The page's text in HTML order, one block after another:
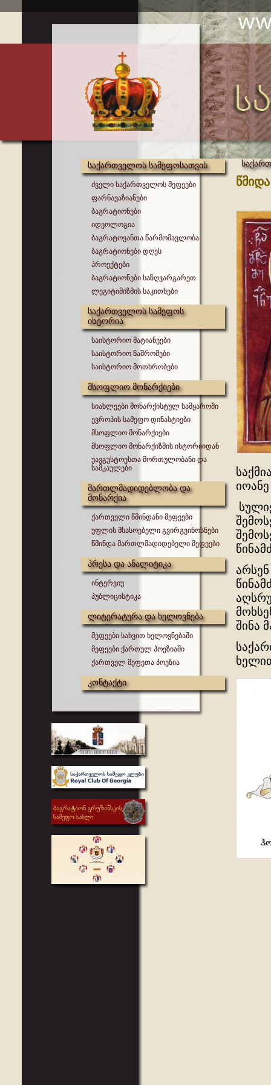
საქართველოს სამეფოსათვის
ძველი საქართველოს მეფეები
ფარნავაზიანები
ბაგრატიონები
იდეოლოგია
ბაგრატოვანთა წარმომავლობა
ბაგრატიონები დღეს
პროექტები
ბაგრატიონები საზღვარგარეთ
ლეგიტიმიზმის საკითხები
საქართველოს სამეფოს
ისტორია
საისტორიო მატიანეები
საისტორიო ნაშრომები
საისტორიო მოთხრობები
მსოფლიო მონარქიები
სიახლეები მონარქისტულ სამყაროში
ევროპის სამეფო დინასტიები
მსოფლიო მონარქიები
მსოფლიო მონარქიზმის ისტორიიდან
უავგუსტოესთა მორთულობანი და
სამკაულები
მართლმადიდებლობა და
მონარქია
ქართველი წმინდანი მეფეები
უფლის მსასოებელი გვირგვინოსნები
წმინდა მართლმადიდებელი მეფეები
პრესა და ანალიტიკა
ინტერვიუ
პუბლიცისტიკა
ლიტერატურა და ხელოვნება
მეფეები სახვით ხელოვნებაში
მეფეები ქართულ პოეზიაში
ქართველ მეფეთა პოეზია
კონტაქტი
შინა